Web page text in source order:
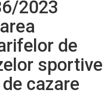
2023
de
sportive
cazare